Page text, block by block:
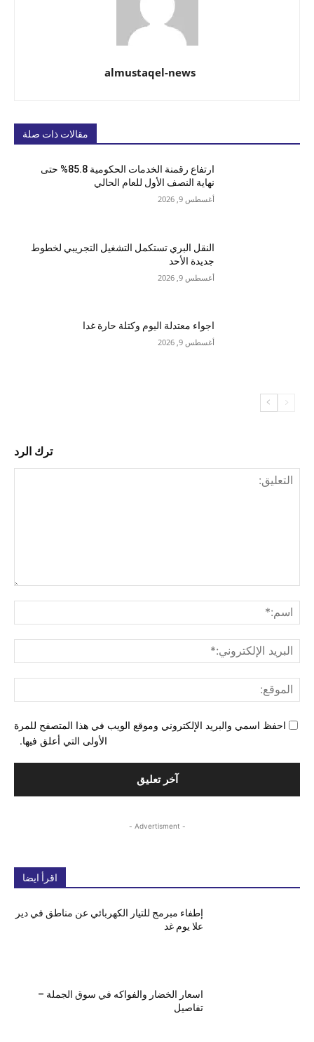
almustaqel-news
مقالات ذات صلة
ارتفاع رقمنة الخدمات الحكومية 85.8% حتى
نهاية النصف الأول للعام الحالي
أغسطس 9, 2026
النقل البري تستكمل التشغيل التجريبي لخطوط
جديدة الأحد
أغسطس 9, 2026
اجواء معتدلة اليوم وكتلة حارة غدا
أغسطس 9, 2026
ترك الرد
احفظ اسمي والبريد الإلكتروني وموقع الويب في هذا المتصفح للمرة
الأولى التي أعلق فيها.
- Advertisment -
اقرأ ايضا
إطفاء مبرمج للتيار الكهربائي عن مناطق في دير
علا يوم غد
اسعار الخضار والفواكه في سوق الجملة –
تفاصيل